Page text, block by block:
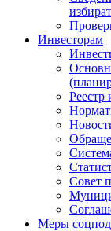
Инвесторам
Совет
Меры